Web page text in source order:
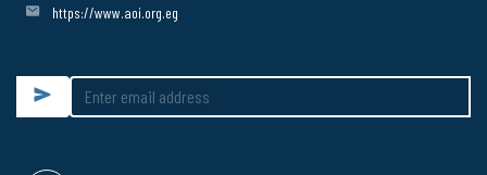
https://www.aoi.org.eg
Submit